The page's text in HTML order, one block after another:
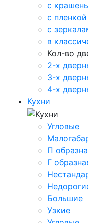
с
с
с
в
Кол-во
2-х
3-х
4-х
Кухни
Угловые
П
Г
Большие
Узкие